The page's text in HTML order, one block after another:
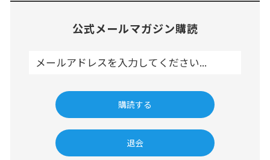
公式メールマガジン購読